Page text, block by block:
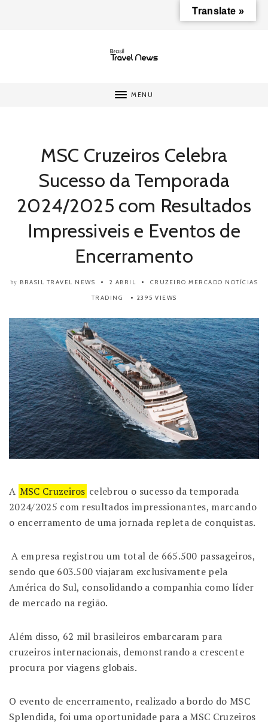
MENU
MSC Cruzeiros Celebra
Sucesso da Temporada
2024/2025 com Resultados
Impressiveis e Eventos de
Encerramento
by BRASIL TRAVEL NEWS 2 ABRIL CRUZEIRO MERCADO NOTÍCIAS
TRADING
2395 VIEWS
A MSC Cruzeiros celebrou o sucesso da temporada
2024/2025 com resultados impressionantes, marcando
o encerramento de uma jornada repleta de conquistas.
A empresa registrou um total de 665.500 passageiros,
sendo que 603.500 viajaram exclusivamente pela
América do Sul, consolidando a companhia como líder
de mercado na região.
Além disso, 62 mil brasileiros embarcaram para
cruzeiros internacionais, demonstrando a crescente
procura por viagens globais.
O evento de encerramento, realizado a bordo do MSC
Splendida, foi uma oportunidade para a MSC Cruzeiros
Translate »